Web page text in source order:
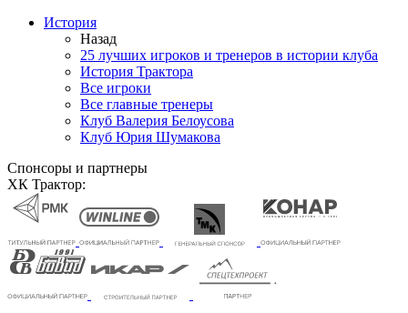
История
Назад
25 лучших игроков и тренеров в истории клуба
История Трактора
Все игроки
Все главные тренеры
Клуб Валерия Белоусова
Клуб Юрия Шумакова
Спонсоры и партнеры
ХК Трактор: